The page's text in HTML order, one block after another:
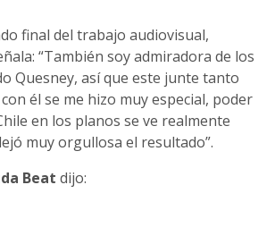
final del trabajo audiovisual,
“También soy admiradora de los
Quesney, así que este junte tanto
él se me hizo muy especial, poder
en los planos se ve realmente
muy orgullosa el resultado”.
Beat dijo: